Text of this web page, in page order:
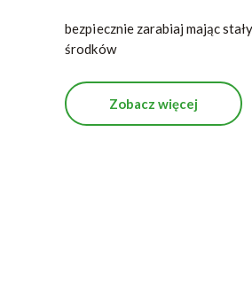
bezpiecznie zarabiaj mając
środków
Zobacz więcej